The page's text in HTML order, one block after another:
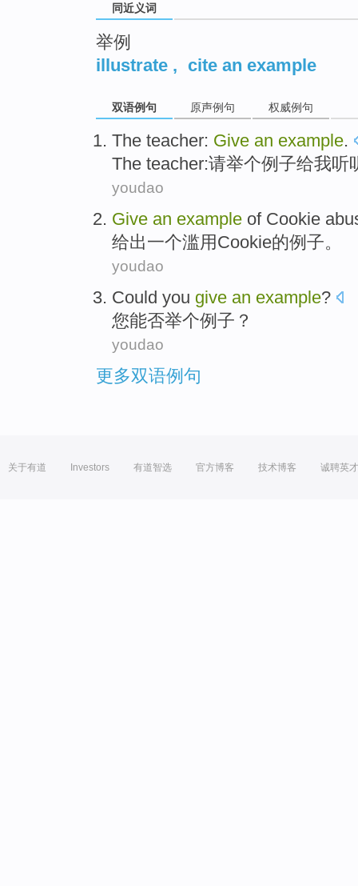
同近义词
举例
illustrate , cite an example
双语例句 原声例句 权威例句
The teacher: Give an example.
The teacher:请举个例子给我听
youdao
Give an example of Cookie
给出一个滥用 Cookie的例子。
youdao
Could you give an example?
您能否举个例子 ？
youdao
更多双语例句
关于有道 Investors 有道智选 官方博客 技术博客 诚聘英才